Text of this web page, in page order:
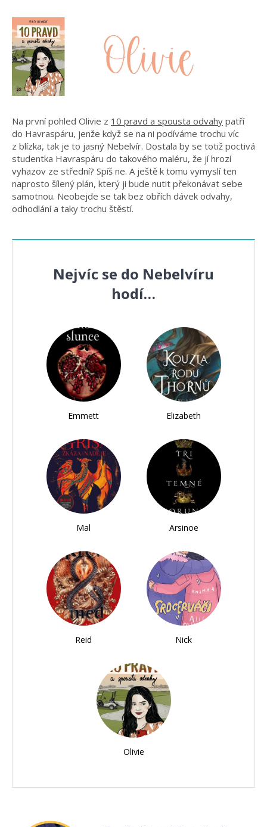
Na první pohled Olivie z 10 pravd a spousta odvahy patří
do Havraspáru, jenže když se na ni podíváme trochu víc
z blízka, tak je to jasný Nebelvír. Dostala by se totiž poctivá
studentka Havraspáru do takového maléru, že jí hrozí
vyhazov ze střední? Spíš ne. A ještě k tomu vymyslí ten
naprosto šílený plán, který ji bude nutit překonávat sebe
samotnou. Neobejde se tak bez obřích dávek odvahy,
odhodlání a taky trochu štěstí.
Nejvíc se do Nebelvíru
hodí…
Emmett Elizabeth
Mal Arsinoe
Reid Nick
Olivie